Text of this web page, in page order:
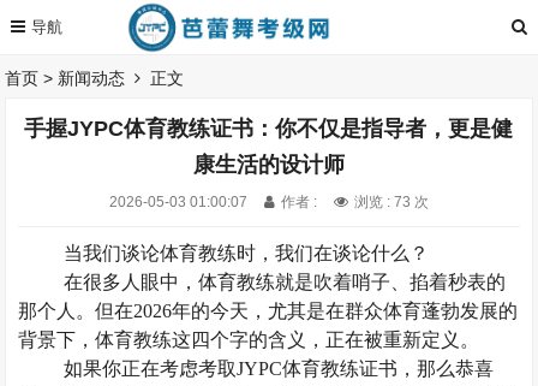
首页 > 新闻动态 正文
手握JYPC体育教练证书：你不仅是指导者，更是健
康生活的设计师
2026-05-03 01:00:07 作者 : 浏览 : 73 次
当我们谈论体育教练时，我们在谈论什么？
在很多人眼中，体育教练就是吹着哨子、掐着秒表的
那个人。但在2026年的今天，尤其是在群众体育蓬勃发展的
背景下，体育教练这四个字的含义，正在被重新定义。
如果你正在考虑考取JYPC体育教练证书，那么恭喜